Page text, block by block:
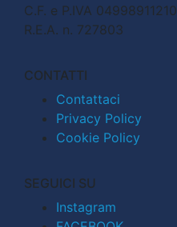
C.F. e P.IVA 04998911210
R.E.A. n. 727803
CONTATTI
Contattaci
Privacy Policy
Cookie Policy
SEGUICI SU
Instagram